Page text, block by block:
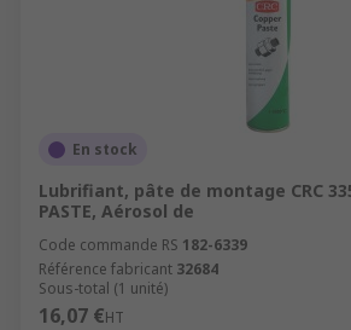
En stock
Lubrifiant, pâte de montage CRC
PASTE, Aérosol de
Code commande RS 182-6339
Référence fabricant 32684
Sous-total (1 unité)
16,07 €HT